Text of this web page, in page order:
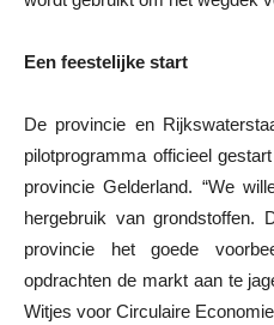
Een feestelijke start
De provincie en
pilotprogramma officieel
provincie Gelderland. “We
hergebruik van
provincie het goede
opdrachten de markt aan te
Witjes voor Circulaire